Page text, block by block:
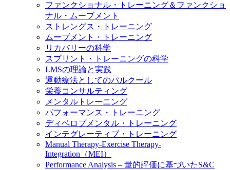
ファンクショナル・トレーニング＆ファンクショ
ナル・ムーブメント
ストレングス・トレーニング
ムーブメント・トレーニング
リカバリーの科学
スプリント・トレーニングの科学
LMSの理論と実践
運動療法としてのパルクール
栄養コンサルティング
メンタルトレーニング
パフォーマンス・トレーニング
ディベロプメンタル・トレーニング
インテグレーティブ・トレーニング
Manual Therapy-Exercise Therapy-
Integration（MEI）
Performance Analysis – 量的評価に基づいたS&C